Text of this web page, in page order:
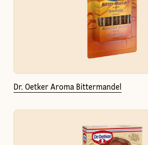
Dr. Oetker Aroma Bittermandel